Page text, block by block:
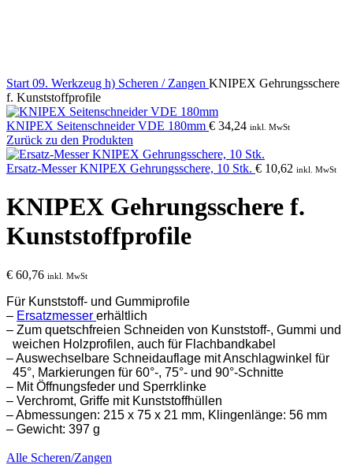
Start 09. Werkzeug h) Scheren / Zangen KNIPEX Gehrungsschere
f. Kunststoffprofile
KNIPEX Seitenschneider VDE 180mm € 34,24 inkl. MwSt
Zurück zu den Produkten
Ersatz-Messer KNIPEX Gehrungsschere, 10 Stk. € 10,62 inkl. MwSt
KNIPEX Gehrungsschere f.
Kunststoffprofile
€ 60,76 inkl. MwSt
Für Kunststoff- und Gummiprofile
– Ersatzmesser erhältlich
– Zum quetschfreien Schneiden von Kunststoff-, Gummi und
weichen Holzprofilen, auch für Flachbandkabel
– Auswechselbare Schneidauflage mit Anschlagwinkel für
45°, Markierungen für 60°-, 75°- und 90°-Schnitte
– Mit Öffnungsfeder und Sperrklinke
– Verchromt, Griffe mit Kunststoffhüllen
– Abmessungen: 215 x 75 x 21 mm, Klingenlänge: 56 mm
– Gewicht: 397 g
Alle Scheren/Zangen